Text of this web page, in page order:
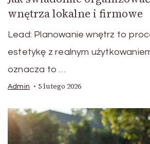
wnętrza lokalne i firmowe
Lead: Planowanie wnętrz to
estetykę z realnym
oznacza to …
Admin 5 lutego 2026